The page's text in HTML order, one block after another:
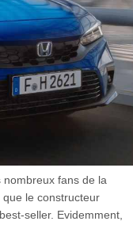
fans de la
le constructeur
seller. Evidemment,